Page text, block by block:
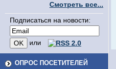
Смотреть все...
Подписаться на новости:
или
ОПРОС ПОСЕТИТЕЛЕЙ